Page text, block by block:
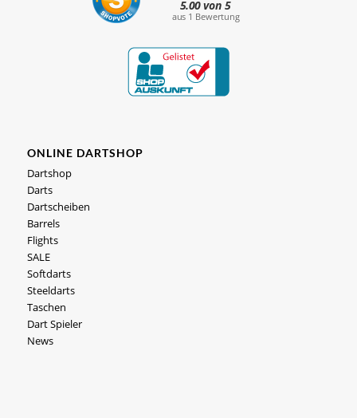
ONLINE DARTSHOP
Dartshop
Darts
Dartscheiben
Barrels
Flights
SALE
Softdarts
Steeldarts
Taschen
Dart Spieler
News